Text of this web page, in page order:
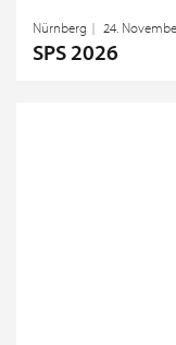
Nürnberg 24.
SPS 2026